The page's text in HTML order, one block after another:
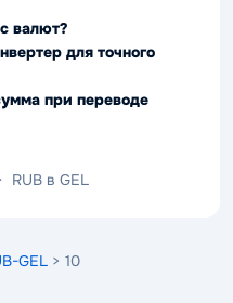
валют?
для точного
при переводе
RUB в GEL
GEL > 10